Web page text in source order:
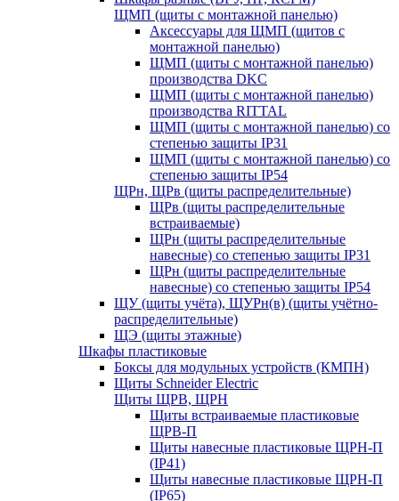
ЩМП (щиты с монтажной панелью)
Аксессуары для ЩМП (щитов с
монтажной панелью)
ЩМП (щиты с монтажной панелью)
производства DKC
ЩМП (щиты с монтажной панелью)
производства RITTAL
ЩМП (щиты с монтажной панелью) со
степенью защиты IP31
ЩМП (щиты с монтажной панелью) со
степенью защиты IP54
ЩРн, ЩРв (щиты распределительные)
ЩРв (щиты распределительные
встраиваемые)
ЩРн (щиты распределительные
навесные) со степенью защиты IP31
ЩРн (щиты распределительные
навесные) со степенью защиты IP54
ЩУ (щиты учёта), ЩУРн(в) (щиты учётно-
распределительные)
ЩЭ (щиты этажные)
Шкафы пластиковые
Боксы для модульных устройств (КМПН)
Щиты Schneider Electric
Щиты ЩРВ, ЩРН
Щиты встраиваемые пластиковые
ЩРВ-П
Щиты навесные пластиковые ЩРН-П
(IP41)
Щиты навесные пластиковые ЩРН-П
(IP65)